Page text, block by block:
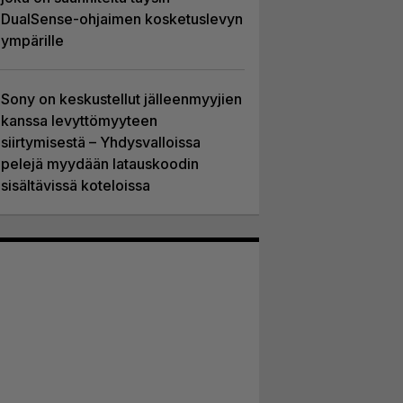
DualSense-ohjaimen kosketuslevyn
ympärille
Sony on keskustellut jälleenmyyjien
kanssa levyttömyyteen
siirtymisestä – Yhdysvalloissa
pelejä myydään latauskoodin
sisältävissä koteloissa